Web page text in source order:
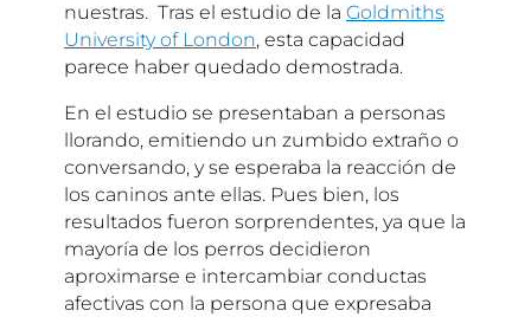
nuestras. Tras el estudio de la Goldmiths
University of London, esta capacidad
parece haber quedado demostrada.
En el estudio se presentaban a personas
llorando, emitiendo un zumbido extraño o
conversando, y se esperaba la reacción de
los caninos ante ellas. Pues bien, los
resultados fueron sorprendentes, ya que la
mayoría de los perros decidieron
aproximarse e intercambiar conductas
afectivas con la persona que expresaba